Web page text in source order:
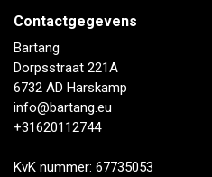
Contactgegevens
Bartang
Dorpsstraat 221A
6732 AD Harskamp
info@bartang.eu
+31620112744
KvK nummer: 67735053